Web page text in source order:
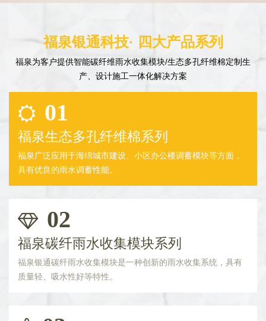
福泉银通科技· 四大产品系列
福泉为客户提供智能碳纤维雨水收集模块/生态多孔纤维棉定制生
产、设计施工一体化解决方案
01
福泉生态多孔纤维棉系列
福泉广泛应用于海绵城市建设、小区办公楼调蓄模块等方面，
具有优良的雨水调蓄性能。
02
福泉碳纤雨水收集模块系列
福泉银通碳纤雨水收集模块是一种创新的雨水收集系统，具有
质量轻、吸水性好等特性。